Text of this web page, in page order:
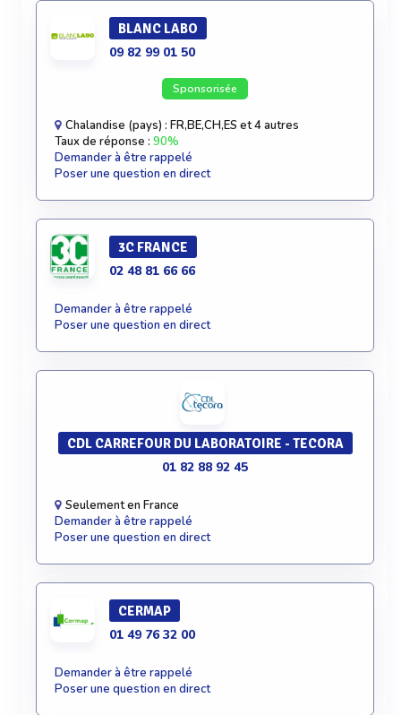
BLANC LABO
09 82 99 01 50
Sponsorisée
Chalandise (pays) : FR,BE,CH,ES et 4 autres
Taux de réponse : 90%
Demander à être rappelé
Poser une question en direct
3C FRANCE
02 48 81 66 66
Demander à être rappelé
Poser une question en direct
CDL CARREFOUR DU LABORATOIRE - TECORA
01 82 88 92 45
Seulement en France
Demander à être rappelé
Poser une question en direct
CERMAP
01 49 76 32 00
Demander à être rappelé
Poser une question en direct